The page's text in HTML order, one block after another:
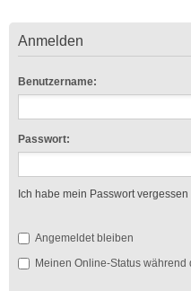
Anmelden
Benutzername:
Passwort:
Ich habe mein Passwort vergessen
Angemeldet bleiben
Meinen Online-Status